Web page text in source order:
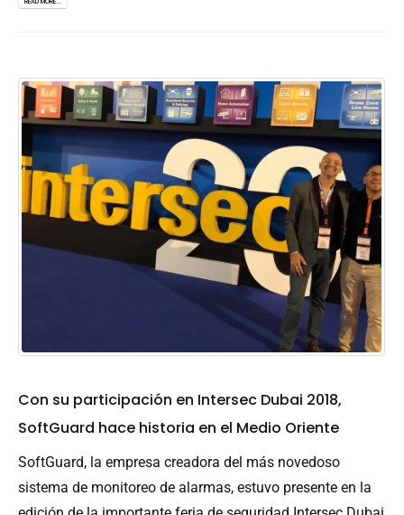
Con su participación en Intersec Dubai 2018,
SoftGuard hace historia en el Medio Oriente
SoftGuard, la empresa creadora del más novedoso
sistema de monitoreo de alarmas, estuvo presente en la